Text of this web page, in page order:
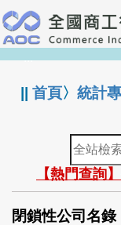
跳
到
主
要
:::
||首頁〉統計
全
站
檢
索
【熱門查詢
閉鎖性公司名錄